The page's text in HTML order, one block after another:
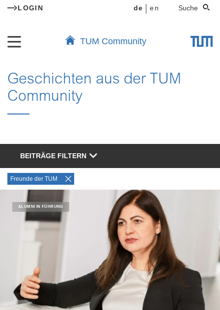
LOGIN de en Suche
TUM Community
Geschichten aus der TUM
Community
BEITRÄGE FILTERN
Freunde der TUM
ALUMNI IN FÜHRUNG